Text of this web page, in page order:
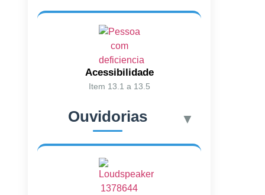
Acessibilidade
Item 13.1 a 13.5
Ouvidorias ▼